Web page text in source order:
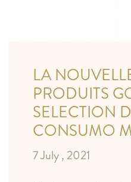
LA
PRODUITS
SELECTION
CONSUMO
7 July , 2021